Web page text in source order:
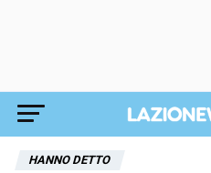
HANNO DETTO